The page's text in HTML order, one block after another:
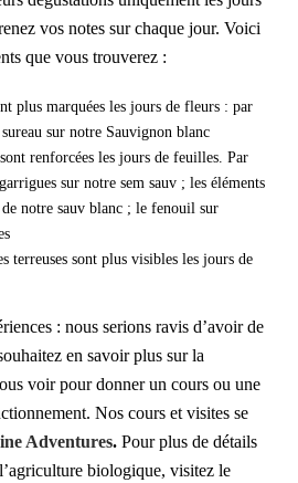
vos notes sur chaque jour. Voici
que vous trouverez :
plus marquées les jours de fleurs : par
sur notre Sauvignon blanc
renforcées les jours de feuilles. Par
sur notre sem sauv ; les éléments
de notre sauv blanc ; le fenouil sur
terreuses sont plus visibles les jours de
: nous serions ravis d’avoir de
en savoir plus sur la
voir pour donner un cours ou une
Nos cours et visites se
Adventures. Pour plus de détails
biologique, visitez le